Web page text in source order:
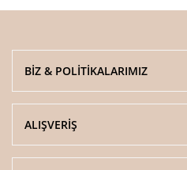
BİZ & POLİTİKALARIMIZ
ALIŞVERİŞ